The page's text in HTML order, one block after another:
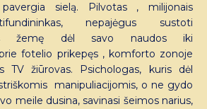
sielą. Pilvotas , milijonais
nepajėgus sustoti
žemę dėl savo naudos iki
fotelio prikepęs , komforto zonoje
TV žiūrovas. Psichologas, kuris dėl
manipuliacijomis, o ne gydo
meile dusina, savinasi šeimos narius,